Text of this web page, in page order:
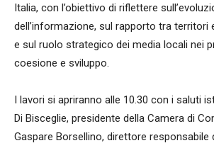
Italia, con l’obiettivo di riflettere
dell’informazione, sul rapporto tra territori
e sul ruolo strategico dei media locali nei
coesione e sviluppo.
I lavori si apriranno alle 10.30 con i saluti
Di Bisceglie, presidente della Camera di
Gaspare Borsellino, direttore responsabile